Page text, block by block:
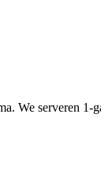
We serveren 1-